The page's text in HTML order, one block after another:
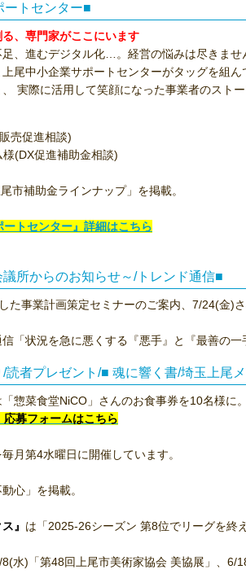
ートセンター■
る、専門家がここにいます
、進むデジタル化…。経営の悩みは尽きませ
尾中小企業サポートセンターがタッグを組
実際に活用して笑顔になった事業者のストー
売促進相談)
(DX促進補助金相談)
市補助金ラインナップ」を掲載。
トセンター』詳細はこちら
所からのお知らせ～/トレンド通信■
た事業計画策定セミナーのご案内、7/24(金)
「状況を急に悪くする『悪手』と『最善の一
読者プレゼント/■ 魂に響く書/埼玉上尾
「惣菜食堂NiCO」さんのお食事券を10名様に。
募フォームはこちら
毎月第4水曜日に開催しています。
心」を掲載。
』 は「2025-26シーズン 第8位でリーグを終
水)「第48回上尾市美術家協会 美協展」、6/